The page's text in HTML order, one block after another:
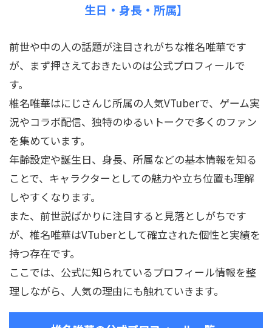
生日・身長・所属】
前世や中の人の話題が注目されがちな椎名唯華です
が、まず押さえておきたいのは公式プロフィールで
す。
椎名唯華はにじさんじ所属の人気VTuberで、ゲーム実
況やコラボ配信、独特のゆるいトークで多くのファン
を集めています。
年齢設定や誕生日、身長、所属などの基本情報を知る
ことで、キャラクターとしての魅力や立ち位置も理解
しやすくなります。
また、前世説ばかりに注目すると見落としがちです
が、椎名唯華はVTuberとして確立された個性と実績を
持つ存在です。
ここでは、公式に知られているプロフィール情報を整
理しながら、人気の理由にも触れていきます。